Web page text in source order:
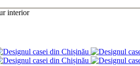
interior